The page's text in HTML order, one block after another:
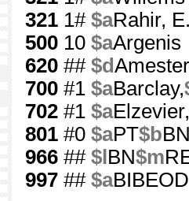
321 1# $aRahir,
500 10 $aArgenis
620 ## $d
700 #1 $aBarclay,
702 #1 $aElzevier,
801 #0 $aPT$bBN
966 ## $l BN$m
997 ## $aBIBEOD